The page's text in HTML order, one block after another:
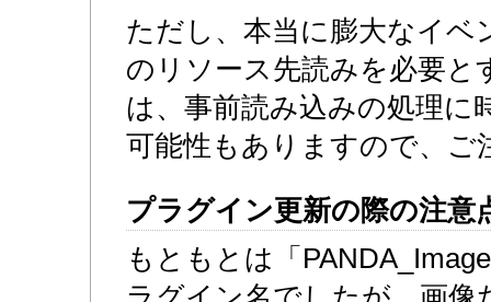
ただし、本当に膨大なイベ
のリソース先読みを必要と
は、事前読み込みの処理に
可能性もありますので、ご
プラグイン更新の際の注意
もともとは「